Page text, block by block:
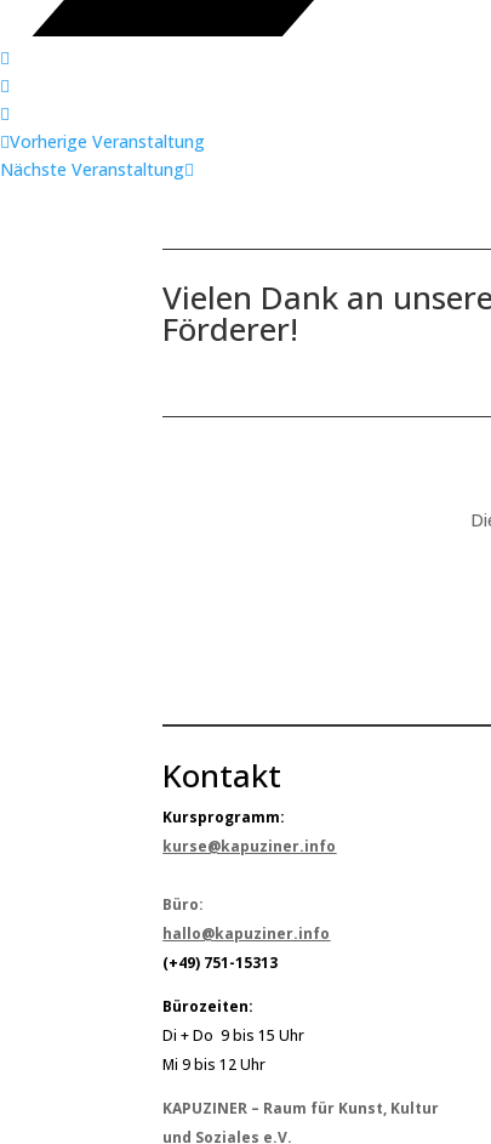
Vorherige Veranstaltung
Nächste Veranstaltung
Vielen Dank an unsere
Förderer!
Kontakt
Kursprogramm:
kurse@kapuziner.info
Büro:
hallo@kapuziner.info
(+49) 751-15313
Bürozeiten:
Di + Do 9 bis 15 Uhr
Mi 9 bis 12 Uhr
KAPUZINER – Raum für Kunst, Kultur
und Soziales e.V.